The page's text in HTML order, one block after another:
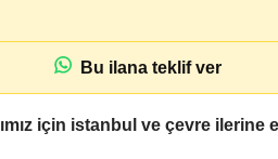
Bu ilana teklif ver
için istanbul ve çevre ilerine